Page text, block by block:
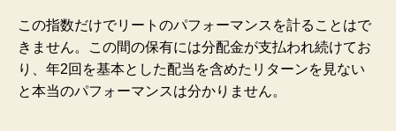
この指数だけでリートのパフォーマンスを計ることはで
きません。この間の保有には分配金が支払われ続けてお
り、年2回を基本とした配当を含めたリターンを見ない
と本当のパフォーマンスは分かりません。